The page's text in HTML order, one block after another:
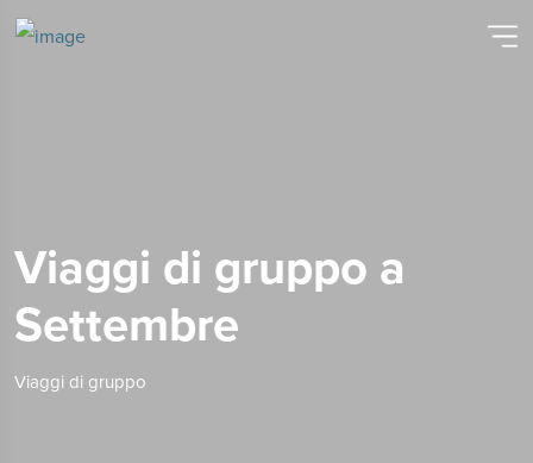
Viaggi di gruppo a
Settembre
Viaggi di gruppo